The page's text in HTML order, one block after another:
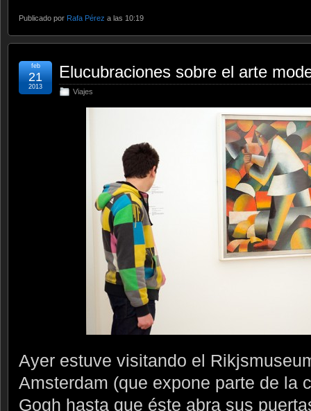
Publicado por Rafa Pérez a las 10:19
Elucubraciones sobre el arte
Viajes
feb
21
2013
Ayer estuve visitando el
Amsterdam (que expone parte de la
Gogh hasta que éste abra sus